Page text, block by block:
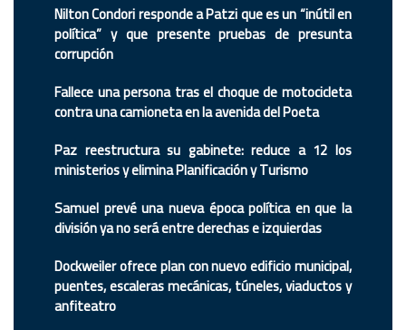
Nilton Condori responde a Patzi que es un “inútil en
política” y que presente pruebas de presunta
corrupción
Fallece una persona tras el choque de motocicleta
contra una camioneta en la avenida del Poeta
Paz reestructura su gabinete: reduce a 12 los
ministerios y elimina Planificación y Turismo
Samuel prevé una nueva época política en que la
división ya no será entre derechas e izquierdas
Dockweiler ofrece plan con nuevo edificio municipal,
puentes, escaleras mecánicas, túneles, viaductos y
anfiteatro